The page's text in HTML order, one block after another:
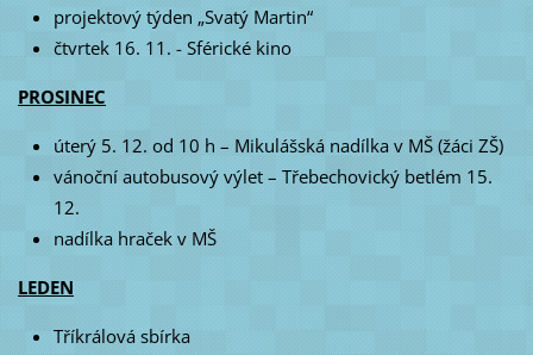
projektový týden „Svatý Martin“
čtvrtek 16. 11. - Sférické kino
PROSINEC
úterý 5. 12. od 10 h – Mikulášská nadílka v MŠ (žáci ZŠ)
vánoční autobusový výlet – Třebechovický betlém 15.
12.
nadílka hraček v MŠ
LEDEN
Tříkrálová sbírka